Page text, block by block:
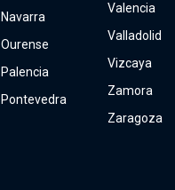
Navarra
Ourense
Palencia
Pontevedra
Valencia
Valladolid
Vizcaya
Zamora
Zaragoza